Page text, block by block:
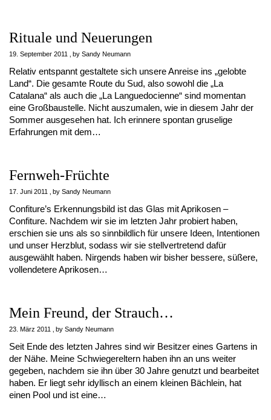
Rituale und Neuerungen
19. September 2011 by Sandy Neumann
Relativ entspannt gestaltete sich unsere Anreise ins „gelobte
Land“. Die gesamte Route du Sud, also sowohl die „La
Catalana“ als auch die „La Languedocienne“ sind momentan
eine Großbaustelle. Nicht auszumalen, wie in diesem Jahr der
Sommer ausgesehen hat. Ich erinnere spontan gruselige
Erfahrungen mit dem…
Fernweh-Früchte
17. Juni 2011 by Sandy Neumann
Confiture’s Erkennungsbild ist das Glas mit Aprikosen –
Confiture. Nachdem wir sie im letzten Jahr probiert haben,
erschien sie uns als so sinnbildlich für unsere Ideen, Intentionen
und unser Herzblut, sodass wir sie stellvertretend dafür
ausgewählt haben. Nirgends haben wir bisher bessere, süßere,
vollendetere Aprikosen…
Mein Freund, der Strauch…
23. März 2011 by Sandy Neumann
Seit Ende des letzten Jahres sind wir Besitzer eines Gartens in
der Nähe. Meine Schwiegereltern haben ihn an uns weiter
gegeben, nachdem sie ihn über 30 Jahre genutzt und bearbeitet
haben. Er liegt sehr idyllisch an einem kleinen Bächlein, hat
einen Pool und ist eine…